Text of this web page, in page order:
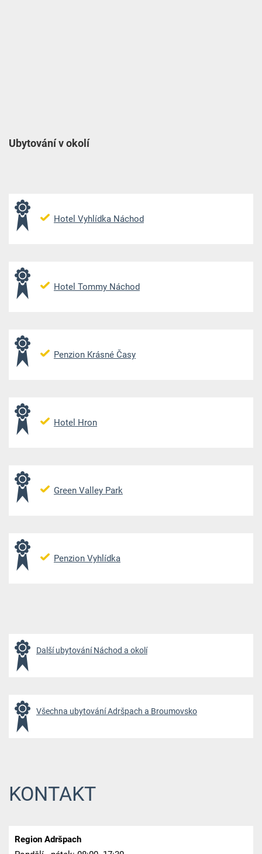
Ubytování v okolí
Hotel Vyhlídka Náchod
Hotel Tommy Náchod
Penzion Krásné Časy
Hotel Hron
Green Valley Park
Penzion Vyhlídka
Další ubytování Náchod a okolí
Všechna ubytování Adršpach a Broumovsko
KONTAKT
Region Adršpach